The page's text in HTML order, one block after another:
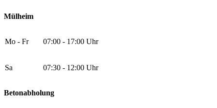
Mülheim
Mo - Fr 07:00 - 17:00 Uhr
Sa 07:30 - 12:00 Uhr
Betonabholung